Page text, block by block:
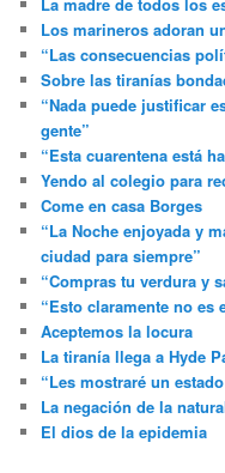
La madre de todos los
Los marineros adoran
“Las consecuencias
Sobre las tiranías
“Nada puede justificar
gente”
“Esta cuarentena está
Yendo al colegio para
Come en casa Borges
“La Noche enjoyada y
ciudad para siempre”
“Compras tu verdura y
“Esto claramente no es
Aceptemos la locura
La tiranía llega a Hyde
“Les mostraré un
La negación de la
El dios de la epidemia